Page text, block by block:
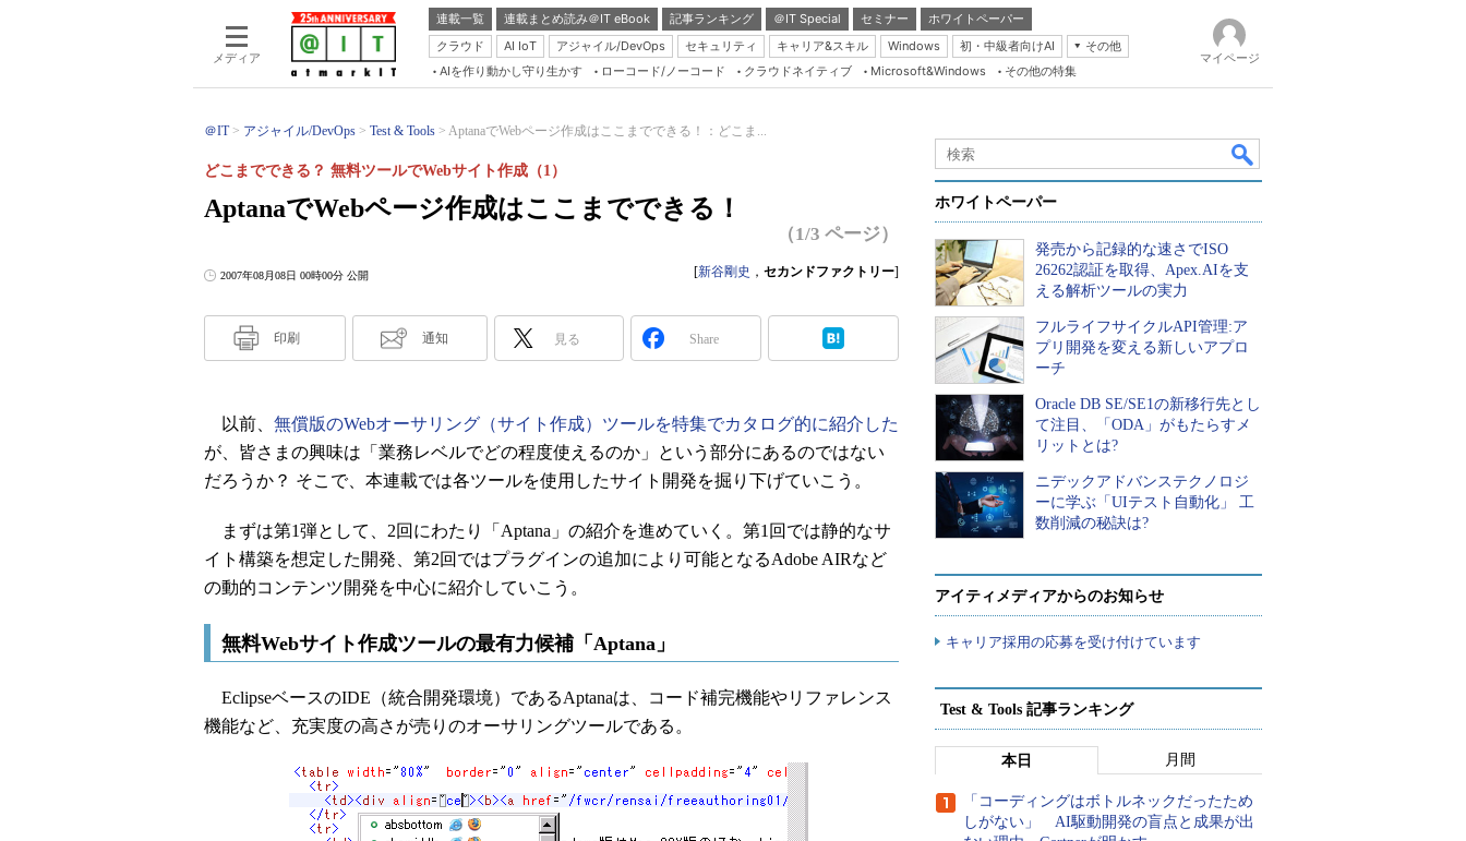
メディア
連載一覧 連載まとめ読み＠IT eBook 記事ランキング ＠IT Special セミナー
ホワイトペーパー
クラウド
AI IoT アジャイル/DevOps セキュリティ キャリア&スキル Windows 初・中級者向けAI
その他
Server & Storage
Database Expert
Master of IP Network
Security & Trust
Insider.NET
AIを作り動かし守り生かす ローコード/ノーコード クラウドネイティブ Microsoft&Windows その他の特集
マイページ
＠IT アジャイル/DevOps Test & Tools AptanaでWebページ作成はここまでできる！：どこま...
AptanaでWebページ作成はここまでできる！
どこまでできる？ 無料ツールでWebサイト作成（1）
（1/3 ページ）
2007年08月08日 00時00分 公開 [新谷剛史 ， セカンドファクトリー]
印刷 通知 見る Share
以前、 無償版のWebオーサリング（サイト作成）ツールを特集でカタログ的に紹介した
が、皆さまの興味は「業務レベルでどの程度使えるのか」という部分にあるのではない
だろうか？ そこで、本連載では各ツールを使用したサイト開発を掘り下げていこう。
まずは第1弾として、2回にわたり「Aptana」の紹介を進めていく。第1回では静的なサ
イト構築を想定した開発、第2回ではプラグインの追加により可能となるAdobe AIRなど
の動的コンテンツ開発を中心に紹介していこう。
無料Webサイト作成ツールの最有力候補「Aptana」
EclipseベースのIDE（統合開発環境）であるAptanaは、コード補完機能やリファレンス
機能など、充実度の高さが売りのオーサリングツールである。
ホワイトペーパー
発売から記録的な速さでISO
26262認証を取得、Apex.AIを支
える解析ツールの実力
フルライフサイクルAPI管理:ア
プリ開発を変える新しいアプロ
ーチ
Oracle DB SE/SE1の新移行先とし
て注目、「ODA」がもたらすメ
リットとは?
ニデックアドバンステクノロジ
ーに学ぶ「UIテスト自動化」 工
数削減の秘訣は?
アイティメディアからのお知らせ
キャリア採用の応募を受け付けています
Test & Tools 記事ランキング
本日 月間
「コーディングはボトルネックだったため
しがない」 AI駆動開発の盲点と成果が出